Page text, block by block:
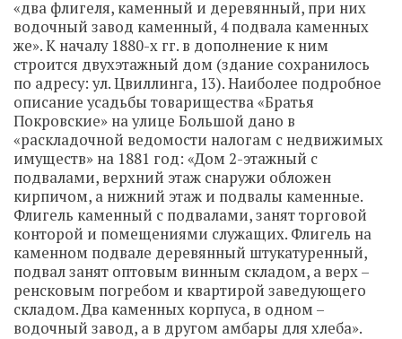
«два флигеля, каменный и деревянный, при них
водочный завод каменный, 4 подвала каменных
же». К началу 1880-х гг. в дополнение к ним
строится двухэтажный дом (здание сохранилось
по адресу: ул. Цвиллинга, 13). Наиболее подробное
описание усадьбы товарищества «Братья
Покровские» на улице Большой дано в
«раскладочной ведомости налогам с недвижимых
имуществ» на 1881 год: «Дом 2-этажный с
подвалами, верхний этаж снаружи обложен
кирпичом, а нижний этаж и подвалы каменные.
Флигель каменный с подвалами, занят торговой
конторой и помещениями служащих. Флигель на
каменном подвале деревянный штукатуренный,
подвал занят оптовым винным складом, а верх –
ренсковым погребом и квартирой заведующего
складом. Два каменных корпуса, в одном –
водочный завод, а в другом амбары для хлеба».